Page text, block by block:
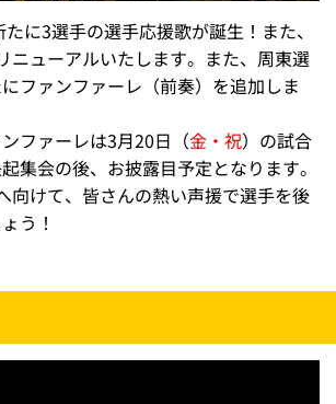
に3選手の選手応援歌が誕生！また、
ニューアルいたします。また、周東選
ファンファーレ（前奏）を追加しま
ファーレは3月20日（金・祝）の試合
集会の後、お披露目予定となります。
向けて、皆さんの熱い声援で選手を後
う！